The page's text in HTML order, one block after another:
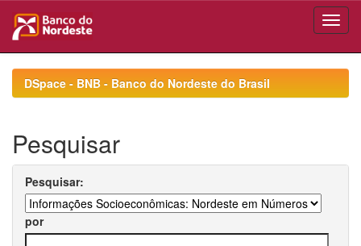
navigationDSpace - BNB - Banco do Nordeste do Brasil
Pesquisar
Pesquisar:
por